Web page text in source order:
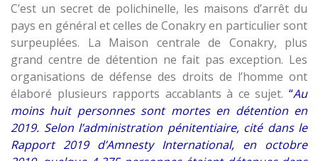
C’est un secret de polichinelle, les maisons d’arrêt du
pays en général et celles de Conakry en particulier sont
surpeuplées. La Maison centrale de Conakry, plus
grand centre de détention ne fait pas exception. Les
organisations de défense des droits de l’homme ont
élaboré plusieurs rapports accablants à ce sujet. “Au
moins huit personnes sont mortes en détention en
2019. Selon l’administration pénitentiaire, cité dans le
Rapport 2019 d’Amnesty International, en octobre